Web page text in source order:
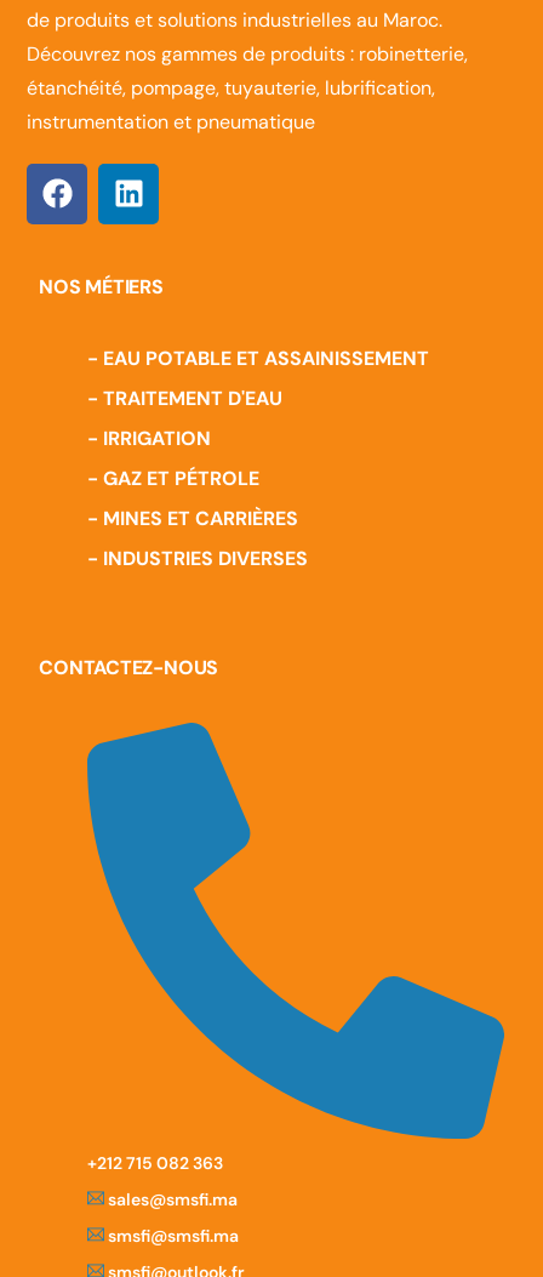
de produits et solutions industrielles au Maroc.
Découvrez nos gammes de produits : robinetterie,
étanchéité, pompage, tuyauterie, lubrification,
instrumentation et pneumatique
NOS MÉTIERS
- EAU POTABLE ET ASSAINISSEMENT
- TRAITEMENT D'EAU
- IRRIGATION
- GAZ ET PÉTROLE
- MINES ET CARRIÈRES
- INDUSTRIES DIVERSES
CONTACTEZ-NOUS
‪+212 715 082 363
sales@smsfi.ma
smsfi@smsfi.ma
smsfi@outlook.fr